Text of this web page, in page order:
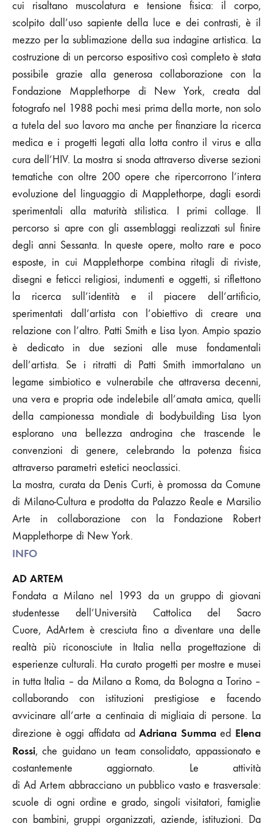
cui risaltano muscolatura e tensione fisica: il corpo,
scolpito dall’uso sapiente della luce e dei contrasti, è il
mezzo per la sublimazione della sua indagine artistica. La
costruzione di un percorso espositivo così completo è stata
possibile grazie alla generosa collaborazione con la
Fondazione Mapplethorpe di New York, creata dal
fotografo nel 1988 pochi mesi prima della morte, non solo
a tutela del suo lavoro ma anche per finanziare la ricerca
medica e i progetti legati alla lotta contro il virus e alla
cura dell’HIV. La mostra si snoda attraverso diverse sezioni
tematiche con oltre 200 opere che ripercorrono l’intera
evoluzione del linguaggio di Mapplethorpe, dagli esordi
sperimentali alla maturità stilistica. I primi collage. Il
percorso si apre con gli assemblaggi realizzati sul finire
degli anni Sessanta. In queste opere, molto rare e poco
esposte, in cui Mapplethorpe combina ritagli di riviste,
disegni e feticci religiosi, indumenti e oggetti, si riflettono
la ricerca sull’identità e il piacere dell’artificio,
sperimentati dall’artista con l’obiettivo di creare una
relazione con l’altro. Patti Smith e Lisa Lyon. Ampio spazio
è dedicato in due sezioni alle muse fondamentali
dell’artista. Se i ritratti di Patti Smith immortalano un
legame simbiotico e vulnerabile che attraversa decenni,
una vera e propria ode indelebile all’amata amica, quelli
della campionessa mondiale di bodybuilding Lisa Lyon
esplorano una bellezza androgina che trascende le
convenzioni di genere, celebrando la potenza fisica
attraverso parametri estetici neoclassici.
La mostra, curata da Denis Curti, è promossa da Comune
di Milano-Cultura e prodotta da Palazzo Reale e Marsilio
Arte in collaborazione con la Fondazione Robert
Mapplethorpe di New York.
INFO
AD ARTEM
Fondata a Milano nel 1993 da un gruppo di giovani
studentesse dell’Università Cattolica del Sacro
Cuore, AdArtem è cresciuta fino a diventare una delle
realtà più riconosciute in Italia nella progettazione di
esperienze culturali. Ha curato progetti per mostre e musei
in tutta Italia – da Milano a Roma, da Bologna a Torino –
collaborando con istituzioni prestigiose e facendo
avvicinare all’arte a centinaia di migliaia di persone. La
direzione è oggi affidata adAdriana Summaed Elena
Rossi, che guidano un team consolidato, appassionato e
costantemente aggiornato. Le attività
di Ad Artem abbracciano un pubblico vasto e trasversale:
scuole di ogni ordine e grado, singoli visitatori, famiglie
con bambini, gruppi organizzati, aziende, istituzioni. Da